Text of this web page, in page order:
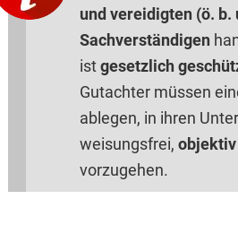
und vereidigten (ö. b.
Sachverständigen
istgesetzlich
Gutachter müssen
ablegen, in ihren
weisungsfrei, objektiv
vorzugehen.